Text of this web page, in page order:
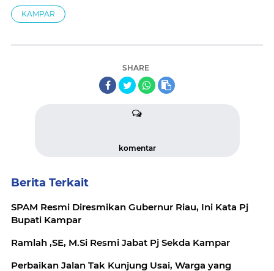
KAMPAR
SHARE
komentar
Berita Terkait
SPAM Resmi Diresmikan Gubernur Riau, Ini Kata Pj
Bupati Kampar
Ramlah ,SE, M.Si Resmi Jabat Pj Sekda Kampar
Perbaikan Jalan Tak Kunjung Usai, Warga yang